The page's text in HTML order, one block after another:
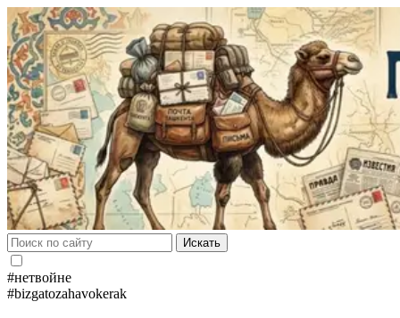
Искать
#нетвойне
#bizgatozahavokerak